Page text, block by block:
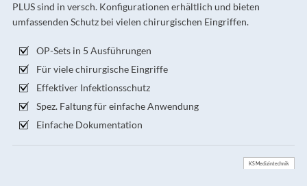
PLUS sind in versch. Konfigurationen erhältlich und bieten
umfassenden Schutz bei vielen chirurgischen Eingriffen.
OP-Sets in 5 Ausführungen
Für viele chirurgische Eingriffe
Effektiver Infektionsschutz
Spez. Faltung für einfache Anwendung
Einfache Dokumentation
KS Medizintechnik